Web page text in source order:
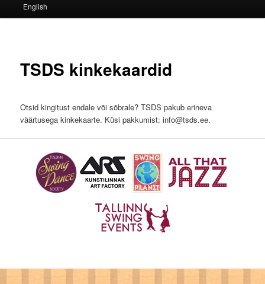
English
TSDS kinkekaardid
Otsid kingitust endale või sõbrale? TSDS pakub erineva
väärtusega kinkekaarte. Küsi pakkumist: info@tsds.ee.